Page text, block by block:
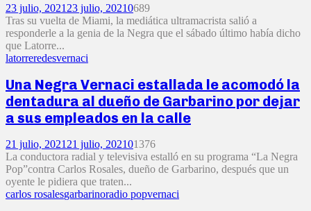
23 julio, 2021 23 julio, 20210689
Tras su vuelta de Miami, la mediática ultramacrista salió a
responderle a la genia de la Negra que el sábado último había dicho
que Latorre...
latorreredesvernaci
Una Negra Vernaci estallada le acomodó la
dentadura al dueño de Garbarino por dejar
a sus empleados en la calle
21 julio, 2021 21 julio, 202101376
La conductora radial y televisiva estalló en su programa “La Negra
Pop”contra Carlos Rosales, dueño de Garbarino, después que un
oyente le pidiera que traten...
carlos rosalesgarbarinoradio popvernaci